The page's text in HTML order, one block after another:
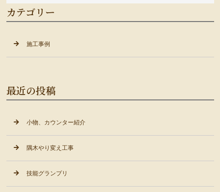
カテゴリー
施工事例
最近の投稿
小物、カウンター紹介
隅木やり変え工事
技能グランプリ